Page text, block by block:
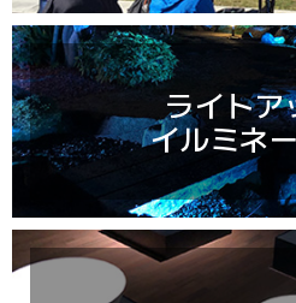
ライトア
イルミネ